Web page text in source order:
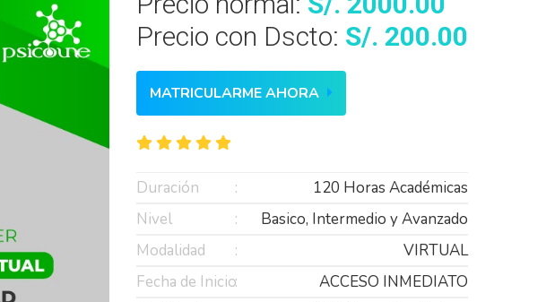
Precio con Dscto: S/. 200.00
MATRICULARME AHORA
Duración
120 Horas Académicas
Nivel
Basico, Intermedio y Avanzado
Modalidad
VIRTUAL
Fecha de Inicio
ACCESO INMEDIATO